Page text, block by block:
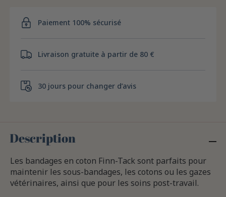
Paiement 100% sécurisé
Livraison gratuite à partir de 80 €
30 jours pour changer d’avis
Description
Les bandages en coton Finn-Tack sont parfaits pour
maintenir les sous-bandages, les cotons ou les gazes
vétérinaires, ainsi que pour les soins post-travail.